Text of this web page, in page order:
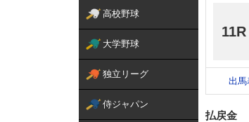
高校野球
大学野球
独立リーグ
侍ジャパン
11R
出馬
払戻金